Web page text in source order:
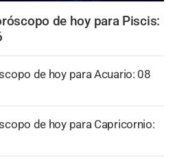
de hoy para Piscis:
de hoy para Acuario: 08
de hoy para Capricornio: